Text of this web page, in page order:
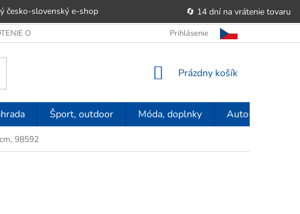
česko-slovenský e‑shop
🔄 14 dní na vrátenie tovaru
OBCHODU OBCHODNÉ PODMIENKY POUČENIE O PRÁVE
Prihlásenie
NÁKUPNÝ
Prázdny košík
Šport, outdoor Móda, doplnky Auto-moto
98592